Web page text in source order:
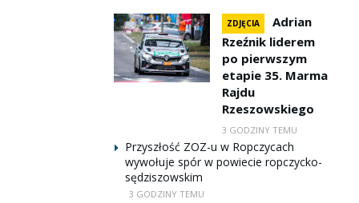
ZDJĘCIA
Adrian
Rzeźnik liderem
po pierwszym
etapie 35. Marma
Rajdu
Rzeszowskiego
3 GODZINY TEMU
Przyszłość ZOZ-u w Ropczycach
wywołuje spór w powiecie ropczycko-
sędziszowskim
3 GODZINY TEMU